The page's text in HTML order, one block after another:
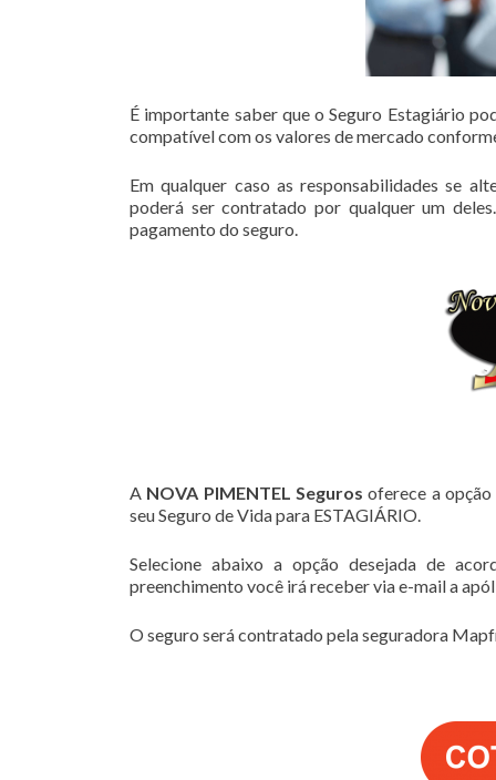
É importante saber que o Seguro Estagiário
compatível com os valores de mercado
Em qualquer caso as responsabilidades se
poderá ser contratado por qualquer um
pagamento do seguro.
A NOVA PIMENTEL Seguros oferece a
seu Seguro de Vida para ESTAGIÁRIO.
Selecione abaixo a opção desejada de
preenchimento você irá receber via e-mail a
O seguro será contratado pela seguradora